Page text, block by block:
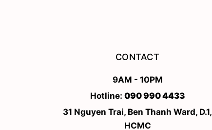
CONTACT
9AM - 10PM
Hotline: 090 990 4433
31 Nguyen Trai, Ben Thanh Ward, D.1,
HCMC